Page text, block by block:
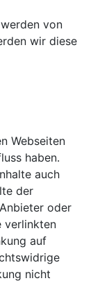
von
wir diese
Webseiten
haben.
auch
der
oder
verlinkten
auf
nicht